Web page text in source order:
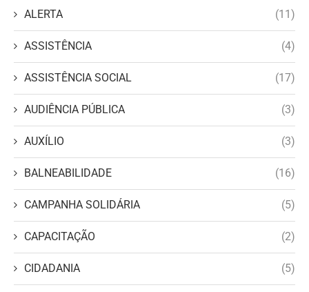
ALERTA (11)
ASSISTÊNCIA (4)
ASSISTÊNCIA SOCIAL (17)
AUDIÊNCIA PÚBLICA (3)
AUXÍLIO (3)
BALNEABILIDADE (16)
CAMPANHA SOLIDÁRIA (5)
CAPACITAÇÃO (2)
CIDADANIA (5)